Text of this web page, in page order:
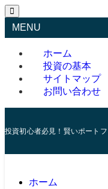
MENU
ホーム
投資の基本
サイトマップ
お問い合わせ
投資初心者必見！賢いポート
ホーム